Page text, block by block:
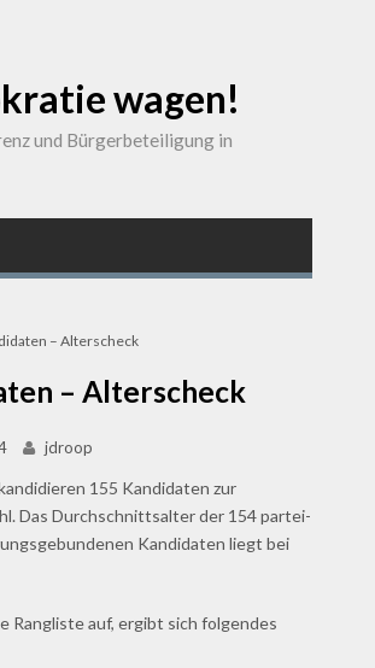
wagen!
und Bürgerbeteiligung in
– Alterscheck
– Alterscheck
jdroop
155 Kandidaten zur
Das Durchschnittsalter der 154 partei-
Kandidaten liegt bei
Rangliste auf, ergibt sich folgendes